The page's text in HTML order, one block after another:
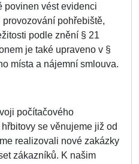
povinen vést evidenci
pohřebiště,
podle znění § 21
je také upraveno v §
místa a nájemní smlouva.
počítačového
se věnujeme již od
realizovali nové zakázky
zákazníků. K našim